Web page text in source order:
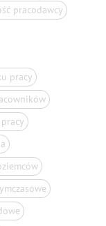
pracodawcy
pracy